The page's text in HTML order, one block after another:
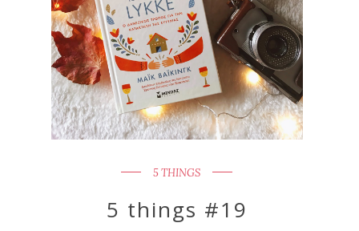
5 THINGS
5 things #19